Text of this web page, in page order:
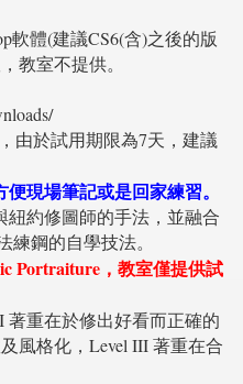
軟體(建議CS6(含)之後的版
教室不提供。
由於試用期限為7天，建議
現場筆記或是回家練習。
紐約修圖師的手法，並融合
鋼的自學技法。
Portraiture，教室僅提供試
著重在於修出好看而正確的
風格化，Level III 著重在合